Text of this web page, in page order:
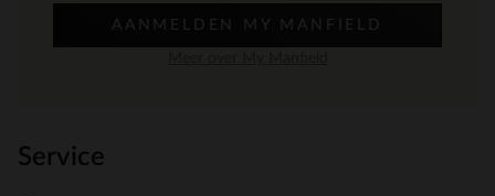
AANMELDEN MY MANFIELD
Service